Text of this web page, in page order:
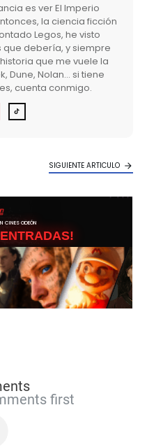
es ver El Imperio
la ciencia ficción
Legos, he visto
que debería, y siempre
que me vuele la
Dune, Nolan… si tiene
cuenta conmigo.
SIGUIENTE ARTICULO
CINES ODEÓN
first